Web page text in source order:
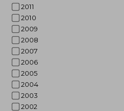
2011
2010
2009
2008
2007
2006
2005
2004
2003
2002